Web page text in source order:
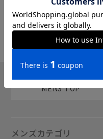
MENS TOP
メンズカテゴリ